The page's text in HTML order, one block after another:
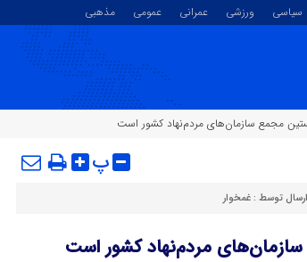
سیاسی ورزشی عمرانی عمومی
مذهبی
مجمع سازمان‌های مردم‌نهاد کشور است
پ
ارسال توسط : غمخوار
مردم‌نهاد کشور است